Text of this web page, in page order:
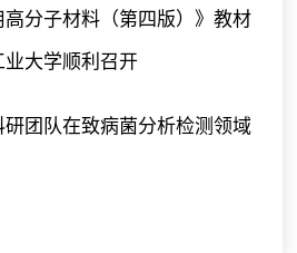
高分子材料（第四版）》教材
大学顺利召开
研团队在致病菌分析检测领域